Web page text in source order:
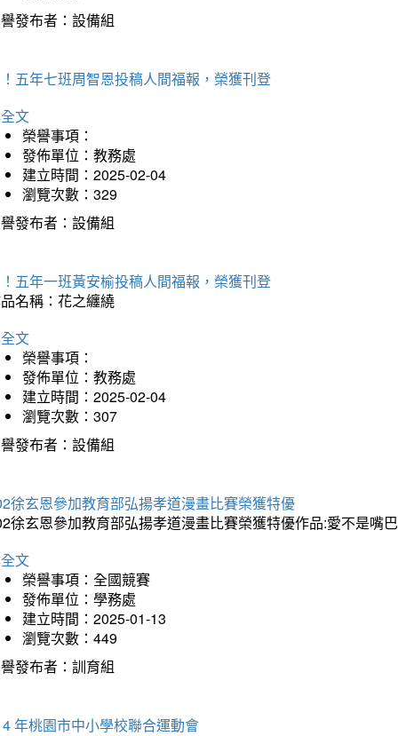
發布者：設備組
五年七班周智恩投稿人間福報，榮獲刊登
文
榮譽事項：
發佈單位：教務處
建立時間：2025-02-04
瀏覽次數：329
發布者：設備組
五年一班黃安榆投稿人間福報，榮獲刊登
名稱：花之纏繞
文
榮譽事項：
發佈單位：教務處
建立時間：2025-02-04
瀏覽次數：307
發布者：設備組
徐玄恩參加教育部弘揚孝道漫畫比賽榮獲特優
徐玄恩參加教育部弘揚孝道漫畫比賽榮獲特優作品:愛不是嘴
文
榮譽事項：全國競賽
發佈單位：學務處
建立時間：2025-01-13
瀏覽次數：449
發布者：訓育組
年桃園市中小學校聯合運動會